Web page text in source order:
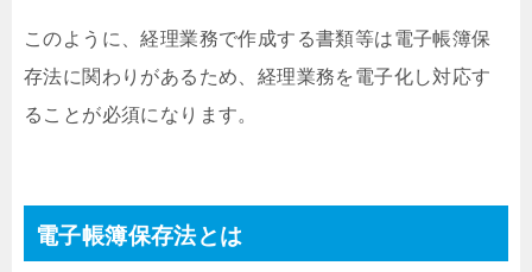
このように、経理業務で作成する書類等は電子帳簿保
存法に関わりがあるため、経理業務を電子化し対応す
ることが必須になります。
電子帳簿保存法とは